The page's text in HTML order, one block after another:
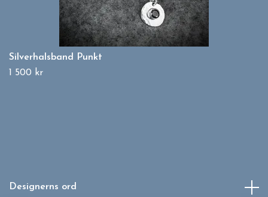
Silverhalsband Punkt
1 500 kr
Designerns ord